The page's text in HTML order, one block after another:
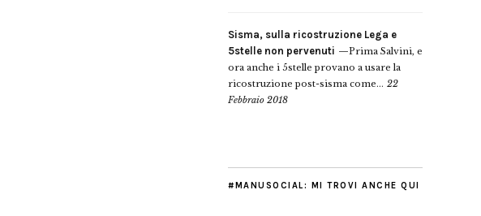
Sisma, sulla ricostruzione Lega e
5stelle non pervenuti
Prima Salvini, e
ora anche i 5stelle provano a usare la
ricostruzione post-sisma come... 22
Febbraio 2018
#MANUSOCIAL: MI TROVI ANCHE QUI